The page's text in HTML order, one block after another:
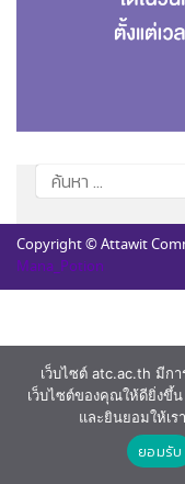
ค้นหา
สำหรับ:
Copyright © Attawit
Mana_Potion
เว็บไซต์ atc.ac.th มีก
เว็บไซต์ของคุณให้ดียิ่งขึ้
และยินยอมให้เร
ยอมรับ